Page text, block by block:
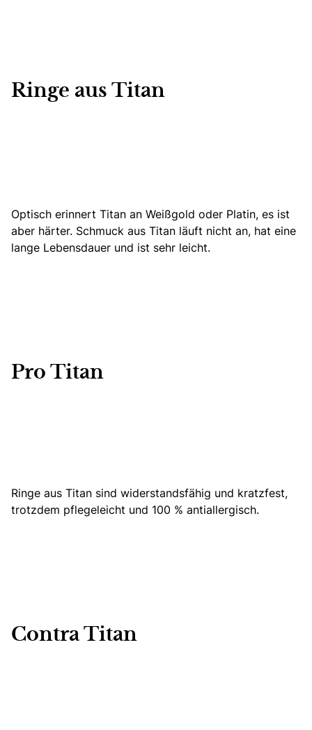
Ringe aus Titan
Optisch erinnert Titan an Weißgold oder Platin, es ist
aber härter. Schmuck aus Titan läuft nicht an, hat eine
lange Lebensdauer und ist sehr leicht.
Pro Titan
Ringe aus Titan sind widerstandsfähig und kratzfest,
trotzdem pflegeleicht und 100 % antiallergisch.
Contra Titan